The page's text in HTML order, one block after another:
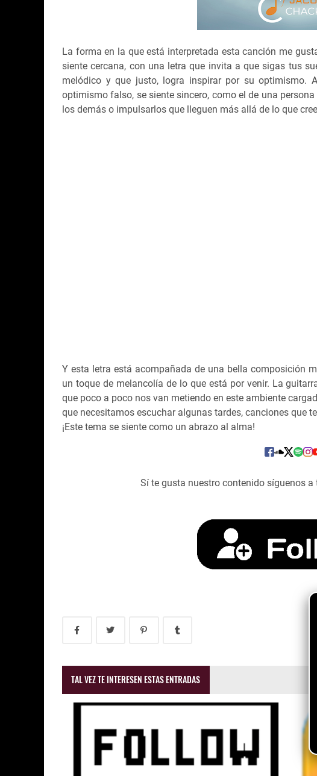
La forma en la que está interpretada esta canción me
siente cercana, con una letra que invita a que sigas tus
melódico y que justo, logra inspirar por su optimismo.
optimismo falso, se siente sincero, como el de una
los demás o impulsarlos que lleguen más allá de lo que
Y esta letra está acompañada de una bella composición
un toque de melancolía de lo que está por venir. La
que poco a poco nos van metiendo en este ambiente
que necesitamos escuchar algunas tardes, canciones que
¡Este tema se siente como un abrazo al alma!
Sí te gusta nuestro contenido síguenos a
TAL VEZ TE INTERESEN ESTAS ENTRADAS